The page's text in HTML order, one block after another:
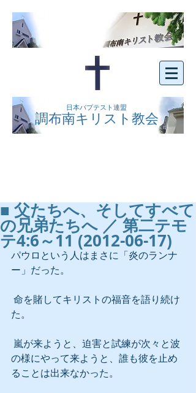
日本バプテスト連盟
調布南キリスト教会
■ 父たちへ、そしてすべて
の兄弟たちへ ／ 第二テモ
テ4:6～11 (2012-06-17)
パウロという人はまさに「炎のランナ
ー」だった。
た。
の様にやって来ようと、誰も彼を止め
ることは出来なかった。